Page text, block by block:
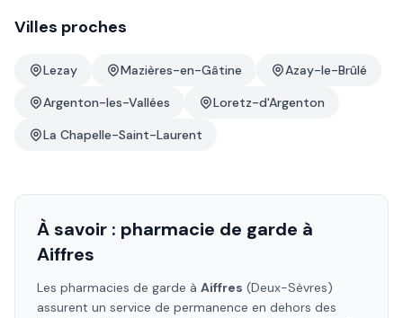
Villes proches
Lezay Mazières-en-Gâtine
Azay-le-Brûlé
Argenton-les-Vallées
Loretz-d'Argenton
La Chapelle-Saint-Laurent
À savoir : pharmacie de garde à
Aiffres
Les pharmacies de garde à Aiffres (Deux-Sèvres)
assurent un service de permanence en dehors des